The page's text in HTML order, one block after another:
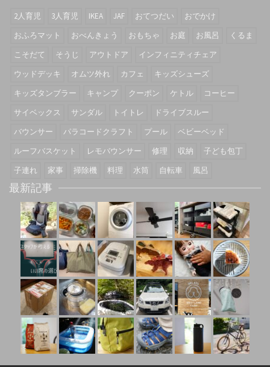
2人育児 3人育児 IKEA JAF おてつだい
おでかけ
おふろマット
おべんきょう おもちゃ お庭 お風呂
くるま
こそだて
そうじ アウトドア
インフィニティチェア
ウッドデッキ
オムツ外れ カフェ
キッズシューズ
キッズタンブラー
キャンプ クーポン ケトル
コーヒー
サイベックス
サンダル トイトレ
ドライブスルー
バウンサー
パラコードクラフト プール
ベビーベッド
ルーフバスケット
レモバウンサー 修理 収納
子ども包丁
子連れ
家事 掃除機 料理 水筒 自転車 風呂
最新記事